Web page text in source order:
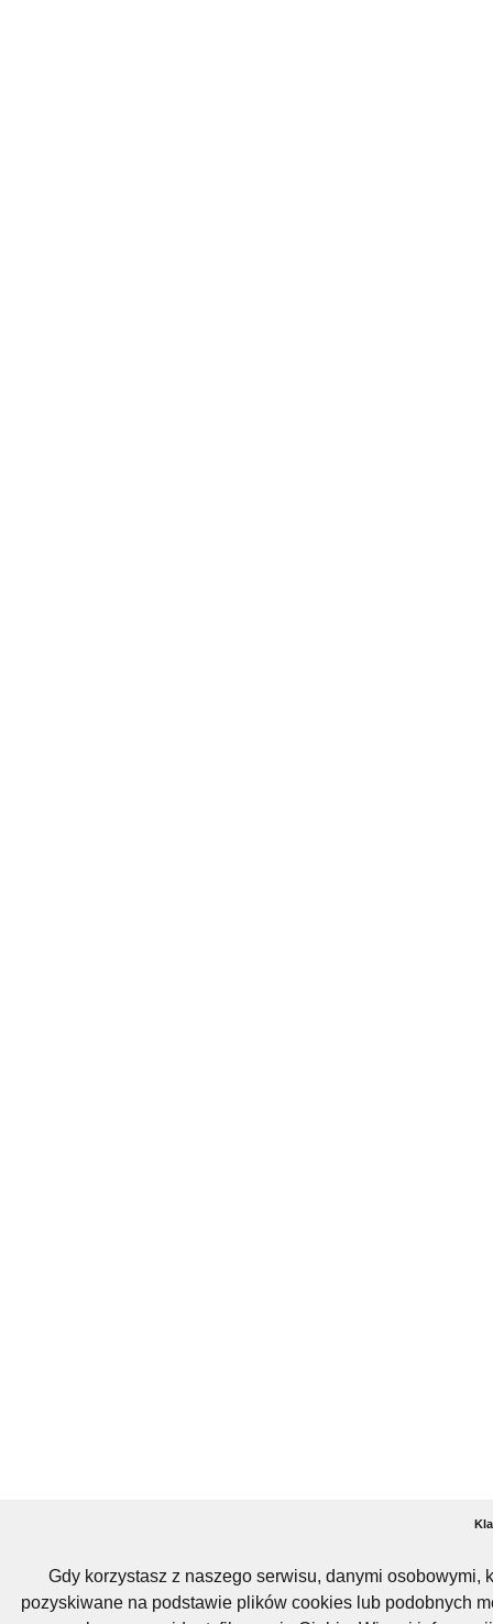
Gdy korzystasz z naszego serwisu, danymi osobowymi,
pozyskiwane na podstawie plików cookies lub podobnych